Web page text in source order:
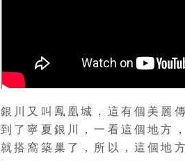
銀川又叫鳳凰城，這有個美麗
到了寧夏銀川，一看這個地方
就搭窩築巢了，所以，這個地